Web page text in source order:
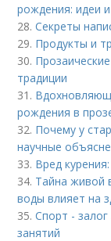
рождения: идеи
28.Секреты
29. Продукты и
30.
традиции
31.
рождения в
32. Почему у
научные
33. Вред
34. Тайна живой
воды влияет на
35.Спорт -
занятий